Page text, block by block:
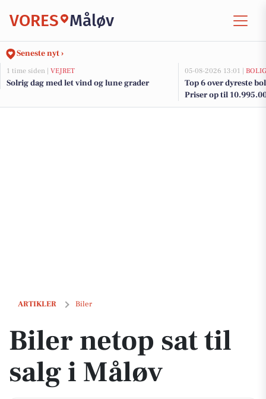
VORES Måløv
Seneste nyt ›
1 time siden | VEJRET
Solrig dag med let vind og lune grader
05-08-2026 13:01 |
Top 6 over dyreste
Priser op til
ARTIKLER Biler
Biler netop sat til salg i Måløv
Biler netop sat til
salg i Måløv